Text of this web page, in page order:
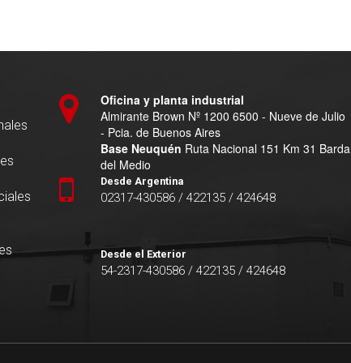
Oficina y planta industrial
Almirante Brown Nº 1200 6500 - Nueve de Julio
- Pcia. de Buenos Aires
Base Neuquén Ruta Nacional 151 Km 31 Barda
del Medio
Desde Argentina
02317-430586 / 422135 / 424648
Desde el Exterior
54-2317-430586 / 422135 / 424648